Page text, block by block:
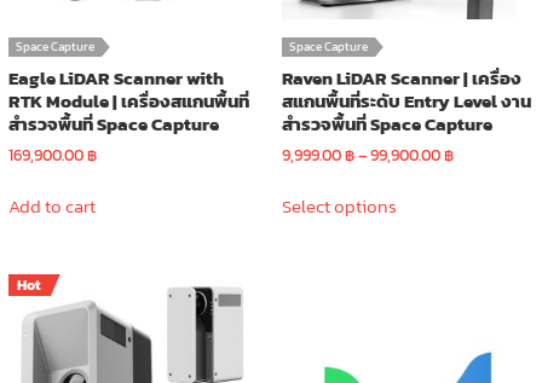
Space Capture
Eagle LiDAR Scanner with
RTK Module | เครื่องสแกนพื้นที่
สำรวจพื้นที่ Space Capture
169,900.00฿
Add to cart
Space Capture
Raven LiDAR Scanner | เครื่อง
สแกนพื้นที่ระดับ Entry Level งาน
สำรวจพื้นที่ Space Capture
9,999.00฿–99,900.00฿Price
Select optionsproduct
Hot